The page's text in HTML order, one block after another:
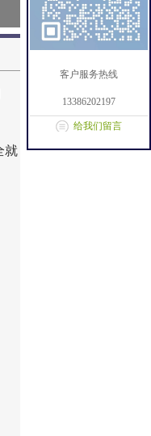
就
客户服务热线
13386202197
给我们留言